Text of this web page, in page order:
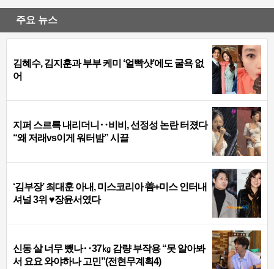
주요 뉴스
김혜수, 김지훈과 부부 케미 ‘얼빡샷’에도 굴욕 없
어
지퍼 스르륵 내리더니‥비비, 선정성 논란 터졌다
“왜 저래vs이게 워터밤” 시끌
‘김부장’ 최대훈 아내, 미스코리아 善+미스 인터내
셔널 3위 ♥장윤서였다
신동 살 너무 뺐나‥37㎏ 감량 부작용 “못 알아봐
서 요요 와야하나 고민”(전현무계획4)